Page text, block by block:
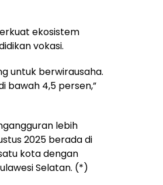
ekosistem
vokasi.
untuk berwirausaha.
bawah 4,5 persen,”
lebih
2025 berada di
kota dengan
Selatan. (*)